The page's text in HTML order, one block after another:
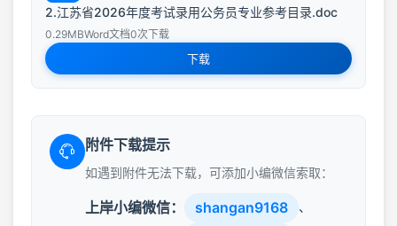
2.江苏省2026年度考试录用公务员专业参考目录.doc
0.29MBWord文档0次下载
下载
附件下载提示
如遇到附件无法下载，可添加小编微信索取：
上岸小编微信： shangan9168 、